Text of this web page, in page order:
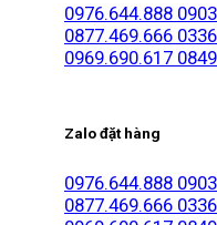
0976.644.888
0877.469.666
0969.690.617
Zalo đặt hàng
0976.644.888
0877.469.666